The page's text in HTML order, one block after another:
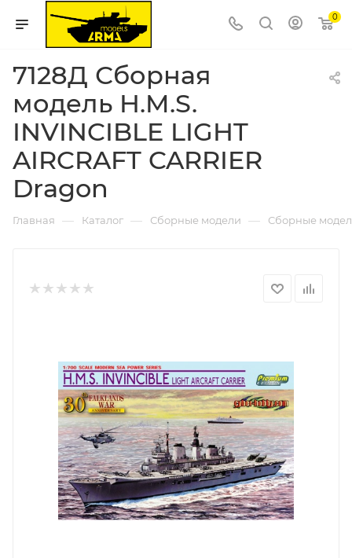
0
7128Д Сборная
модель H.M.S.
INVINCIBLE LIGHT
AIRCRAFT CARRIER
Dragon
Главная — Каталог — Сборные модели — Сборные